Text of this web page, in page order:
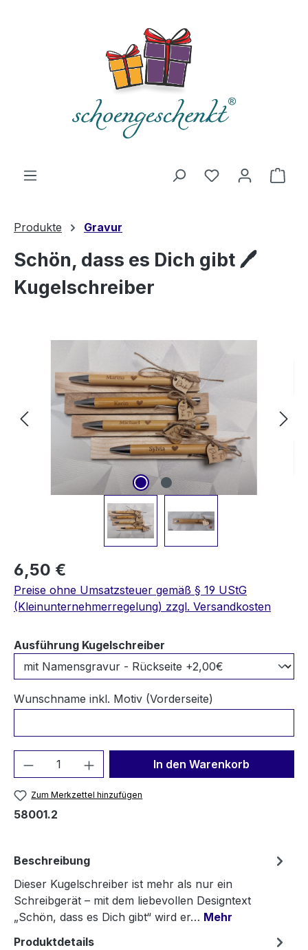
Du hast 0
Produkte Gravur
Schön, dass es Dich gibt 🖊️
Kugelschreiber
6,50 €
Preise ohne Umsatzsteuer gemäß § 19 UStG
(Kleinunternehmerregelung) zzgl. Versandkosten
Ausführung Kugelschreiber
Wunschname inkl. Motiv (Vorderseite)
Produkt Anzahl: Gib denIn den Warenkorb
Zum Merkzettel hinzufügen
58001.2
Beschreibung
Dieser Kugelschreiber ist mehr als nur ein
Schreibgerät – mit dem liebevollen Designtext
„Schön, dass es Dich gibt“ wird er… Mehr
Produktdetails